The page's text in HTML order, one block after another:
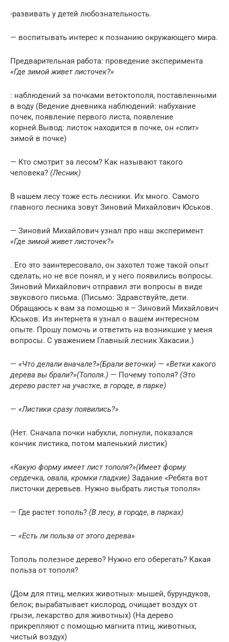
-развивать у детей любознательность.
— воспитывать интерес к познанию окружающего мира.
Предварительная работа: проведение эксперимента
«Где зимой живет листочек?»
: наблюдений за почками ветоктополя, поставленными
в воду (Ведение дневника наблюдений: набухание
почек, появление первого листа, появление
корней.Вывод: листок находится в почке, он «спит»
зимой в почке)
— Кто смотрит за лесом? Как называют такого
человека? (Лесник)
В нашем лесу тоже есть лесники. Их много. Самого
главного лесника зовут Зиновий Михайлович Юськов.
— Зиновий Михайлович узнал про наш эксперимент
«Где зимой живет листочек?»
. Его это заинтересовало, он захотел тоже такой опыт
сделать, но не все понял, и у него появились вопросы.
Зиновий Михайлович отправил эти вопросы в виде
звукового письма. (Письмо: Здравствуйте, дети.
Обращаюсь к вам за помощью я – Зиновий Михайлович
Юськов. Из интернета я узнал о вашем интересном
опыте. Прошу помочь и ответить на возникшие у меня
вопросы. С уважением Главный лесник Хакасии.)
— «Что делали вначале?»(Брали веточки) — «Ветки какого
дерева вы брали?»(Тополя.) — Почему тополя? (Это
дерево растет на участке, в городе, в парке)
— «Листики сразу появились?»
(Нет. Сначала почки набухли, лопнули, показался
кончик листика, потом маленький листик)
«Какую форму имеет лист тополя?»(Имеет форму
сердечка, овала, кромки гладкие) Задание «Ребята вот
листочки деревьев. Нужно выбрать листья тополя»
— Где растет тополь? (В лесу, в городе, в парках)
— «Есть ли польза от этого дерева»
Тополь полезное дерево? Нужно его оберегать? Какая
польза от тополя?
(Дом для птиц, мелких животных- мышей, бурундуков,
белок; вырабатывает кислород, очищает воздух от
грызи, лекарство для животных) (На дерево
прикрепляют с помощью магнита птиц, животных,
чистый воздух)